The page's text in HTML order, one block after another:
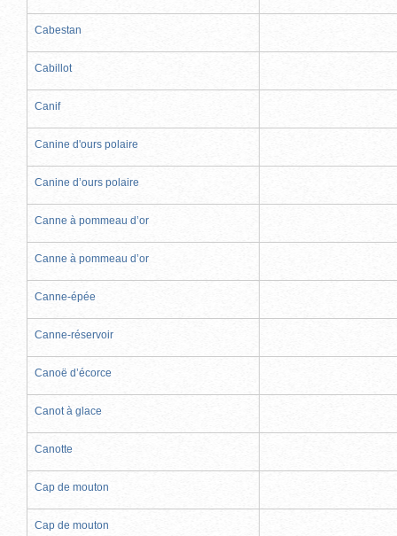
Cabestan
Cabillot
Canif
Canine d'ours polaire
Canine d’ours polaire
Canne à pommeau d’or
Canne à pommeau d’or
Canne-épée
Canne-réservoir
Canoë d’écorce
Canot à glace
Canotte
Cap de mouton
Cap de mouton